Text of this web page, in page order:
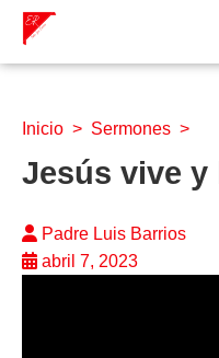
Inicio > Sermones >
Jesús vive y
Padre Luis Barrios
abril 7, 2023